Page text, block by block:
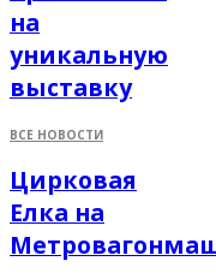
на
уникальную
выставку
ВСЕ НОВОСТИ
Цирковая
Елка на